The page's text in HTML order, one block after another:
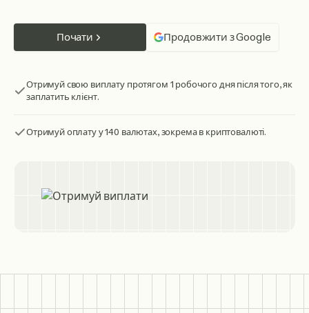
Почати Продовжити з Google
Отримуй свою виплату протягом 1 робочого дня після того, як
заплатить клієнт.
Отримуй оплату у 140 валютах, зокрема в криптовалюті.